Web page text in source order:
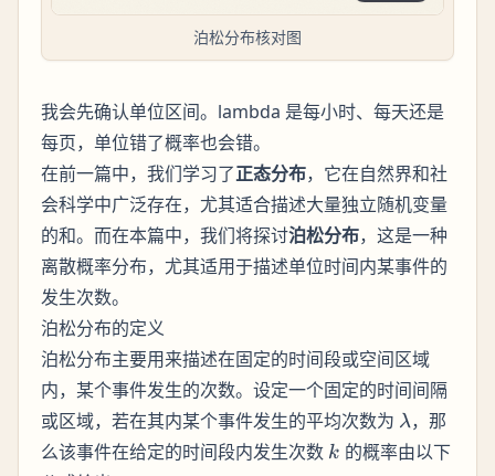
泊松分布核对图
我会先确认单位区间。lambda 是每小时、每天还是
每页，单位错了概率也会错。
在前一篇中，我们学习了正态分布，它在自然界和社
会科学中广泛存在，尤其适合描述大量独立随机变量
的和。而在本篇中，我们将探讨泊松分布，这是一种
离散概率分布，尤其适用于描述单位时间内某事件的
发生次数。
泊松分布的定义
泊松分布主要用来描述在固定的时间段或空间区域
内，某个事件发生的次数。设定一个固定的时间间隔
或区域，若在其内某个事件发生的平均次数为 \lambda
λ，那
么该事件在给定的时间段内发生次数 k
k 的概率由以下